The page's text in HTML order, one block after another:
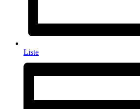
Liste